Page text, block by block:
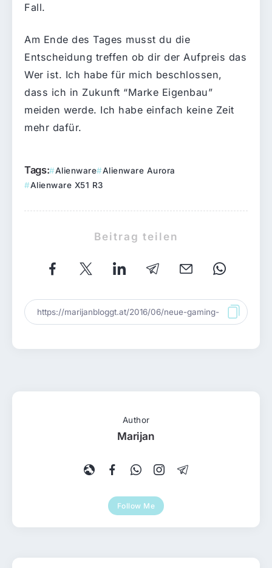
Fall.
Am Ende des Tages musst du die
Entscheidung treffen ob dir der Aufpreis das
Wer ist. Ich habe für mich beschlossen,
dass ich in Zukunft “Marke Eigenbau”
meiden werde. Ich habe einfach keine Zeit
mehr dafür.
Tags: Alienware
Alienware Aurora
Alienware X51 R3
Beitrag teilen
Author
Marijan
Follow Me